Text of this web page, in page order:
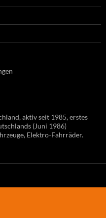
aktiv seit 1985, erstes
(Juni 1986)
Elektro-Fahrräder.